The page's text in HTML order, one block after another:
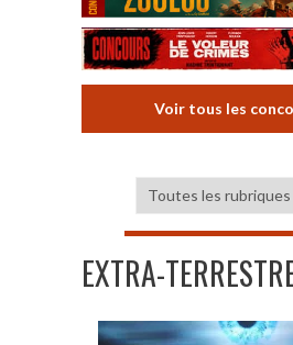
Voir tous les
EXTRA-